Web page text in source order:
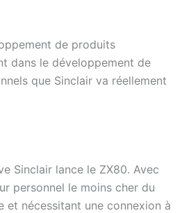
de produits
dans le développement de
que Sinclair va réellement
Sinclair lance le ZX80. Avec
personnel le moins cher du
et nécessitant une connexion à